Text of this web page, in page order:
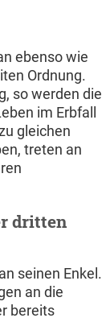
ebenso wie
Ordnung.
so werden die
im Erbfall
gleichen
treten an
dritten
seinen Enkel.
an die
bereits